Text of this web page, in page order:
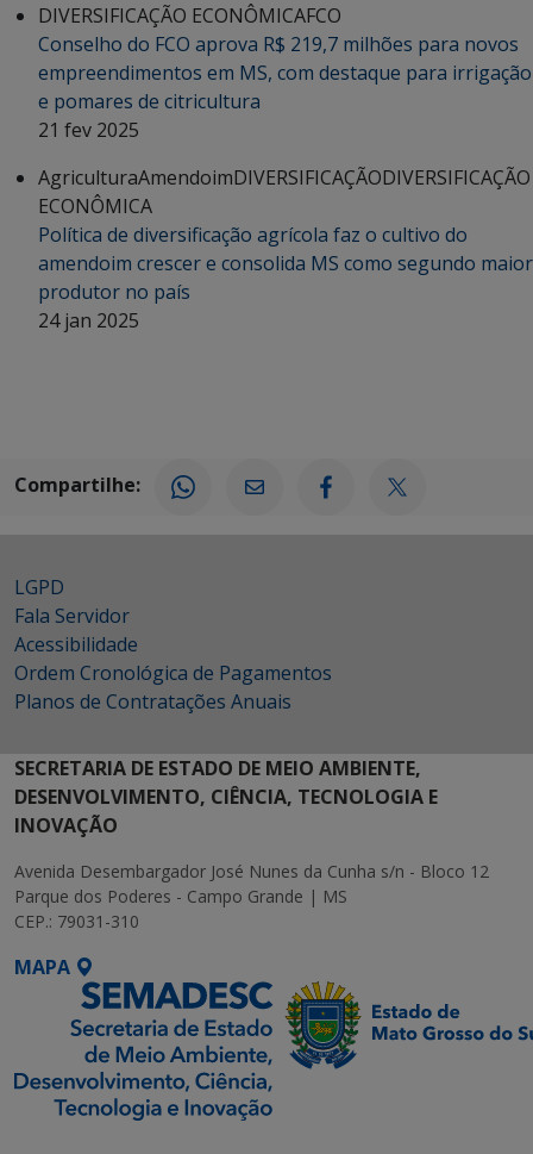
DIVERSIFICAÇÃO ECONÔMICAFCO
Conselho do FCO aprova R$ 219,7 milhões para novos
empreendimentos em MS, com destaque para irrigação
e pomares de citricultura
21 fev 2025
AgriculturaAmendoimDIVERSIFICAÇÃODIVERSIFICAÇÃO
ECONÔMICA
Política de diversificação agrícola faz o cultivo do
amendoim crescer e consolida MS como segundo maior
produtor no país
24 jan 2025
Compartilhe:
LGPD
Fala Servidor
Acessibilidade
Ordem Cronológica de Pagamentos
Planos de Contratações Anuais
SECRETARIA DE ESTADO DE MEIO AMBIENTE,
DESENVOLVIMENTO, CIÊNCIA, TECNOLOGIA E
INOVAÇÃO
Avenida Desembargador José Nunes da Cunha s/n - Bloco 12
Parque dos Poderes - Campo Grande | MS
CEP.: 79031-310
MAPA